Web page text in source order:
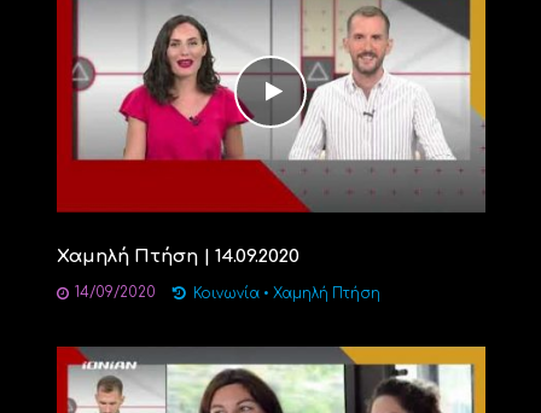
Χαμηλή Πτήση | 14.09.2020
14/09/2020 Κοινωνία • Χαμηλή Πτήση